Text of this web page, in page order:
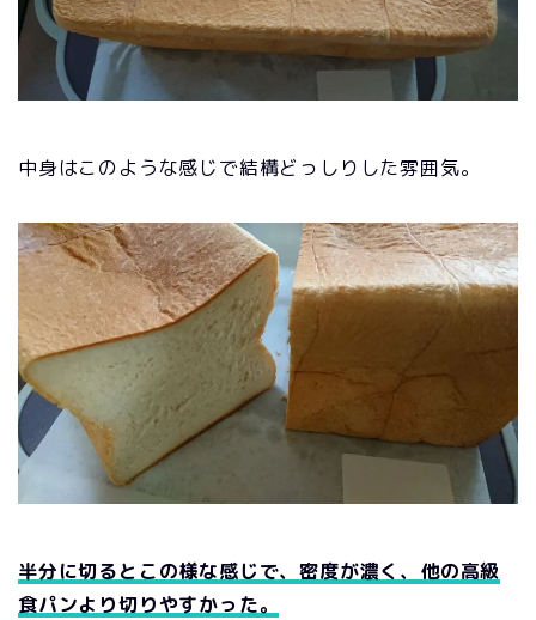
中身はこのような感じで結構どっしりした雰囲気。
半分に切るとこの様な感じで、密度が濃く、他の高級
食パンより切りやすかった。